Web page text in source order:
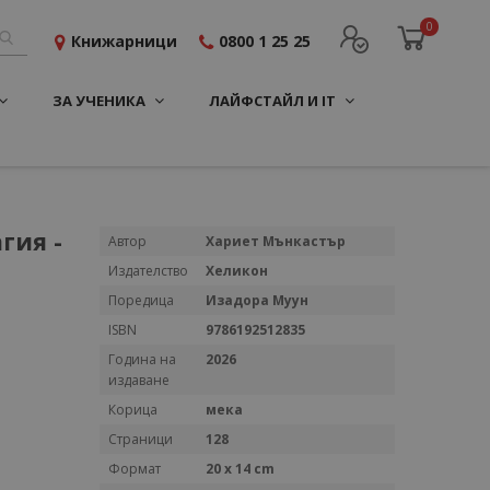
0
Книжарници 0800 1 25 25
ЗА УЧЕНИКА ЛАЙФСТАЙЛ И IT
-
Повече
Автор
Хариет Мънкастър
Издателство
Хеликон
Поредица
Изадора Муун
ISBN
9786192512835
Година на
издаване
2026
Корица
мека
Страници
128
Формат
20 x 14 cm